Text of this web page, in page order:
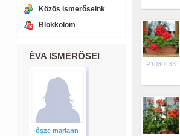
Közös ismerőseink
Blokkolom
ÉVA ISMERŐSEI
ősze mariann
P1030133